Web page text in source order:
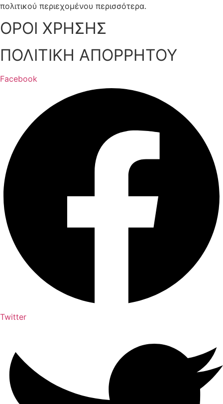
πολιτικού περιεχομένου περισσότερα.
ΟΡΟΙ ΧΡΗΣΗΣ
ΠΟΛΙΤΙΚΗ ΑΠΟΡΡΗΤΟΥ
Facebook
Twitter